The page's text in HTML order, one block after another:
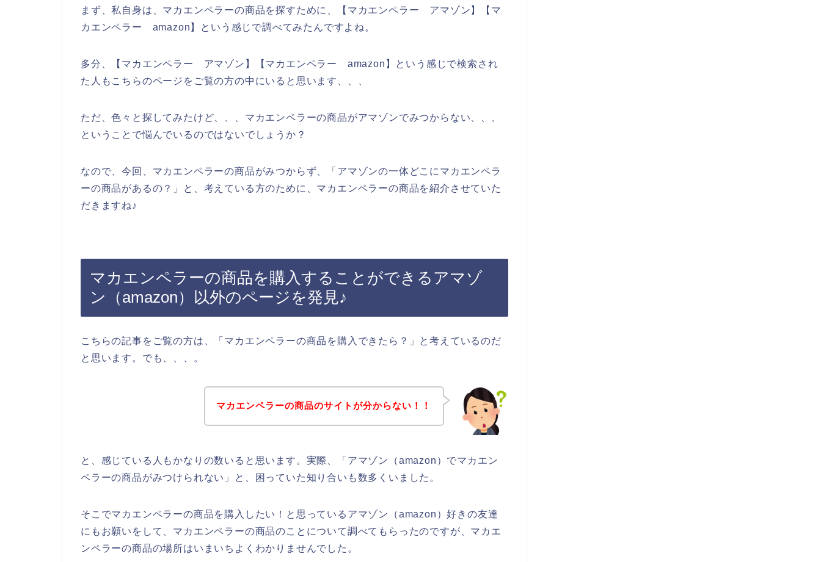
まず、私自身は、マカエンペラーの商品を探すために、【マカエンペラー アマゾン】【マ
カエンペラー amazon】という感じで調べてみたんですよね。
多分、【マカエンペラー アマゾン】【マカエンペラー amazon】という感じで検索され
た人もこちらのページをご覧の方の中にいると思います、、、
ただ、色々と探してみたけど、、、マカエンペラーの商品がアマゾンでみつからない、、、
ということで悩んでいるのではないでしょうか？
なので、今回、マカエンペラーの商品がみつからず、「アマゾンの一体どこにマカエンペラ
ーの商品があるの？」と、考えている方のために、マカエンペラーの商品を紹介させていた
だきますね♪
マカエンペラーの商品を購入することができるアマゾ
ン（amazon）以外のページを発見♪
こちらの記事をご覧の方は、「マカエンペラーの商品を購入できたら？」と考えているのだ
と思います。でも、、、。
マカエンペラーの商品のサイトが分からない！！
と、感じている人もかなりの数いると思います。実際、「アマゾン（amazon）でマカエン
ペラーの商品がみつけられない」と、困っていた知り合いも数多くいました。
そこでマカエンペラーの商品を購入したい！と思っているアマゾン（amazon）好きの友達
にもお願いをして、マカエンペラーの商品のことについて調べてもらったのですが、マカエ
ンペラーの商品の場所はいまいちよくわかりませんでした。